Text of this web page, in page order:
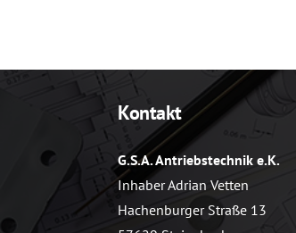
Kontakt
G.S.A. Antriebstechnik e.K.
Inhaber Adrian Vetten
Hachenburger Straße 13